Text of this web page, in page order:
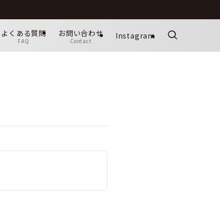
よくある質問
FAQ
お問い合わせ
Contact
Instagram